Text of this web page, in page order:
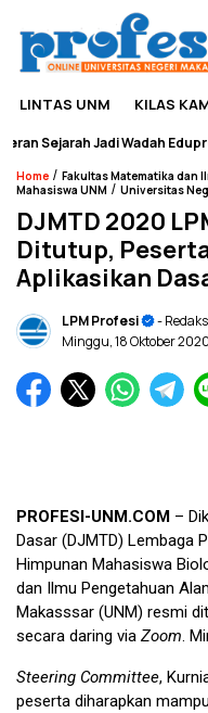
LINTAS UNM KILAS
Sejarah Jadi Wadah
Home / Fakultas Matematika dan
Mahasiswa UNM / Universitas
DJMTD 2020
Ditutup,
Aplikasikan
LPM Profesi
-
Minggu, 18 Oktober 2020
PROFESI-UNM.COM –
Dasar (DJMTD) Lembaga
Himpunan Mahasiswa
dan Ilmu Pengetahuan
Makasssar (UNM) resmi
secara daring via Zoom.
Steering Committee,
peserta diharapkan